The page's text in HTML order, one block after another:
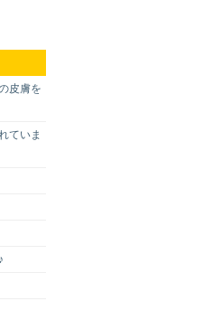
皮膚を
ていま